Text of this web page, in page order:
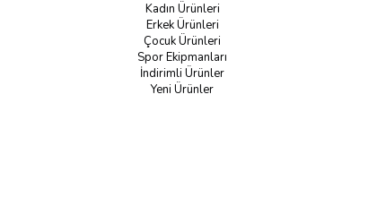
Kadın Ürünleri
Erkek Ürünleri
Çocuk Ürünleri
Spor Ekipmanları
İndirimli Ürünler
Yeni Ürünler